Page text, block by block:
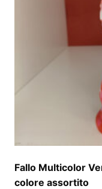
Fallo Multicolor
colore assortito